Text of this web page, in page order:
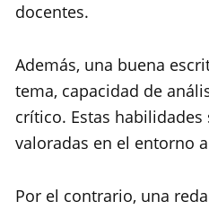
docentes.
Además, una buena
tema, capacidad de
crítico. Estas
valoradas en el entorno
Por el contrario, una